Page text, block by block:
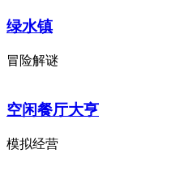
绿水镇
冒险解谜
空闲餐厅大亨
模拟经营